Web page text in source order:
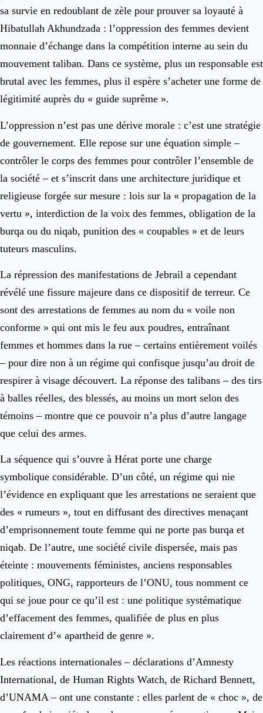
sa survie en redoublant de zèle pour prouver sa loyauté à
Hibatullah Akhundzada : l’oppression des femmes devient
monnaie d’échange dans la compétition interne au sein du
mouvement taliban. Dans ce système, plus un responsable est
brutal avec les femmes, plus il espère s’acheter une forme de
légitimité auprès du « guide suprême ».
L’oppression n’est pas une dérive morale : c’est une stratégie
de gouvernement. Elle repose sur une équation simple –
contrôler le corps des femmes pour contrôler l’ensemble de
la société – et s’inscrit dans une architecture juridique et
religieuse forgée sur mesure : lois sur la « propagation de la
vertu », interdiction de la voix des femmes, obligation de la
burqa ou du niqab, punition des « coupables » et de leurs
tuteurs masculins.
La répression des manifestations de Jebrail a cependant
révélé une fissure majeure dans ce dispositif de terreur. Ce
sont des arrestations de femmes au nom du « voile non
conforme » qui ont mis le feu aux poudres, entraînant
femmes et hommes dans la rue – certains entièrement voilés
– pour dire non à un régime qui confisque jusqu’au droit de
respirer à visage découvert. La réponse des talibans – des tirs
à balles réelles, des blessés, au moins un mort selon des
témoins – montre que ce pouvoir n’a plus d’autre langage
que celui des armes.
La séquence qui s’ouvre à Hérat porte une charge
symbolique considérable. D’un côté, un régime qui nie
l’évidence en expliquant que les arrestations ne seraient que
des « rumeurs », tout en diffusant des directives menaçant
d’emprisonnement toute femme qui ne porte pas burqa et
niqab. De l’autre, une société civile dispersée, mais pas
éteinte : mouvements féministes, anciens responsables
politiques, ONG, rapporteurs de l’ONU, tous nomment ce
qui se joue pour ce qu’il est : une politique systématique
d’effacement des femmes, qualifiée de plus en plus
clairement d’« apartheid de genre ».
Les réactions internationales – déclarations d’Amnesty
International, de Human Rights Watch, de Richard Bennett,
d’UNAMA – ont une constante : elles parlent de « choc », de